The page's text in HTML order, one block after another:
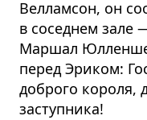
Велламсон, он
в соседнем зале
Маршал
перед Эриком:
доброго короля,
заступника!